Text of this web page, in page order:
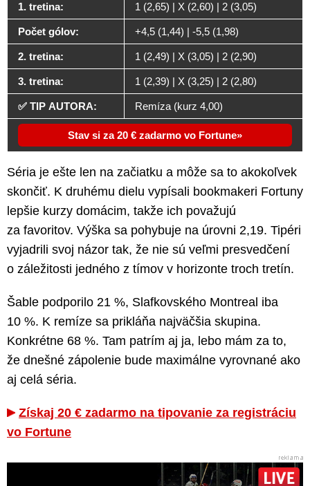
1. tretina: 1 (2,65) | X (2,60) | 2 (3,05)
Počet gólov: +4,5 (1,44) | -5,5 (1,98)
2. tretina: 1 (2,49) | X (3,05) | 2 (2,90)
3. tretina: 1 (2,39) | X (3,25) | 2 (2,80)
✅ TIP AUTORA: Remíza (kurz 4,00)
Stav si za 20 € zadarmo vo Fortune
Séria je ešte len na začiatku a môže sa to akokoľvek
skončiť. K druhému dielu vypísali bookmakeri Fortuny
lepšie kurzy domácim, takže ich považujú
za favoritov. Výška sa pohybuje na úrovni 2,19. Tipéri
vyjadrili svoj názor tak, že nie sú veľmi presvedčení
o záležitosti jedného z tímov v horizonte troch tretín.
Šable podporilo 21 %, Slafkovského Montreal iba
10 %. K remíze sa prikláňa najväčšia skupina.
Konkrétne 68 %. Tam patrím aj ja, lebo mám za to,
že dnešné zápolenie bude maximálne vyrovnané ako
aj celá séria.
Získaj 20 € zadarmo na tipovanie za registráciu
vo Fortune